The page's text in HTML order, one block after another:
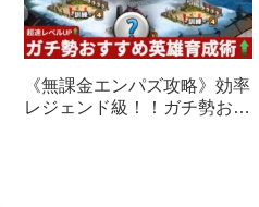
《無課金エンパズ攻略》効率
レジェンド級！！ガチ勢おす